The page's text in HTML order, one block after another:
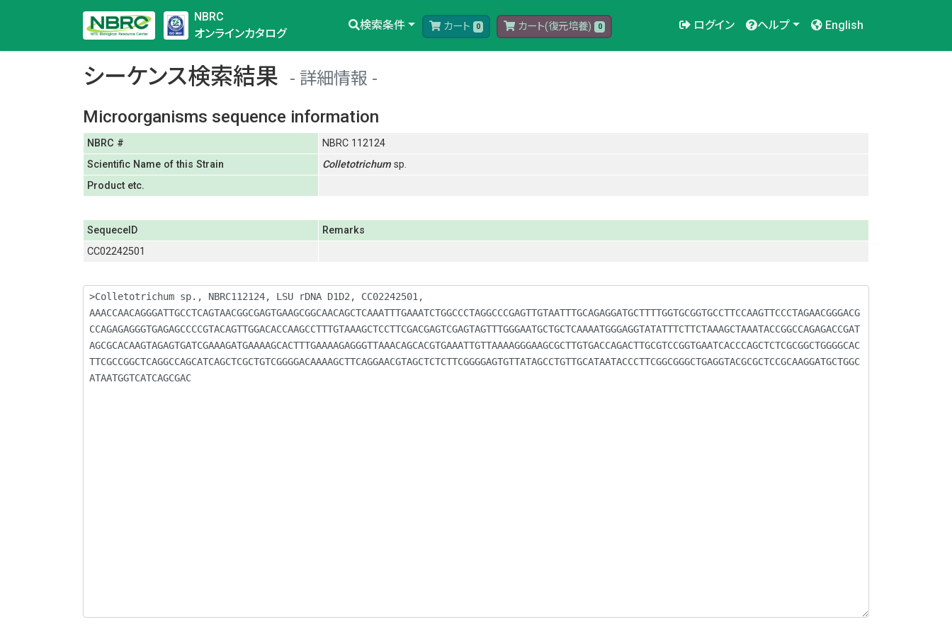
NBRC
オンラインカタログ
検索条件 カート 0 カート(復元培養) 0 ログイン ヘルプ English
シーケンス検索結果
詳細情報
Microorganisms sequence information
NBRC #
NBRC 112124
Scientific Name of this Strain
Colletotrichumsp.
Product etc.
SequeceID
Remarks
CC02242501